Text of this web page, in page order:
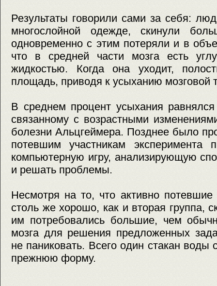
Результаты говорили сами за себя:
многослойной одежде, скинули
одновременно с этим потеряли и в
что в средней части мозга есть
жидкостью. Когда она уходит,
площадь, приводя к усыханию мозговой
В среднем процент усыхания
связанному с возрастными
болезни Альцгеймера. Позднее было
потевшим участникам эксперимента
компьютерную игру, анализирующую
и решать проблемы.
Несмотря на то, что активно потевшие
столь же хорошо, как и вторая группа,
им потребовались большие, чем
мозга для решения предложенных
не паниковать. Всего один стакан воды
прежнюю форму.